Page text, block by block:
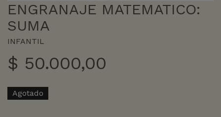
ENGRANAJE MATEMATICO:
SUMA
INFANTIL
$ 50.000,00
Agotado